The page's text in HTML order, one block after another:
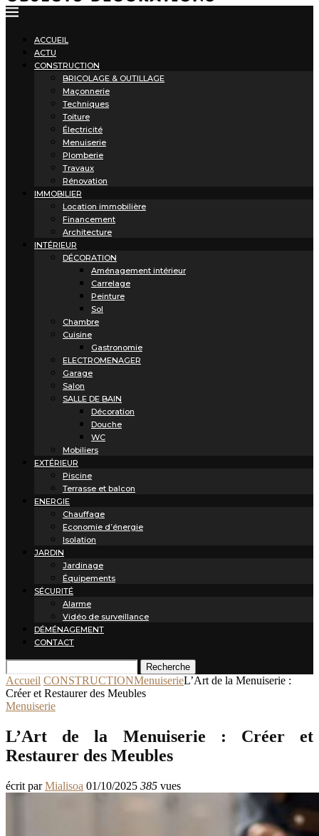
ACCUEIL
ACTU
CONSTRUCTION
BRICOLAGE & OUTILLAGE
Maçonnerie
Techniques
Toiture
Électricité
Menuiserie
Plomberie
Travaux
Rénovation
IMMOBILIER
Location immobilière
Financement
Architecture
INTÉRIEUR
DÉCORATION
Aménagement intérieur
Carrelage
Peinture
Sol
Chambre
Cuisine
Gastronomie
ELECTROMENAGER
Garage
Salon
SALLE DE BAIN
Décoration
Douche
WC
Mobiliers
EXTÉRIEUR
Piscine
Terrasse et balcon
ENERGIE
Chauffage
Economie d’énergie
Isolation
JARDIN
Jardinage
Équipements
SÉCURITÉ
Alarme
Vidéo de surveillance
DÉMÉNAGEMENT
CONTACT
Recherche
Accueil CONSTRUCTIONMenuiserieL’Art de la Menuiserie :
Créer et Restaurer des Meubles
Menuiserie
L’Art de la Menuiserie : Créer et
Restaurer des Meubles
écrit parMialisoa 01/10/2025 385 vues